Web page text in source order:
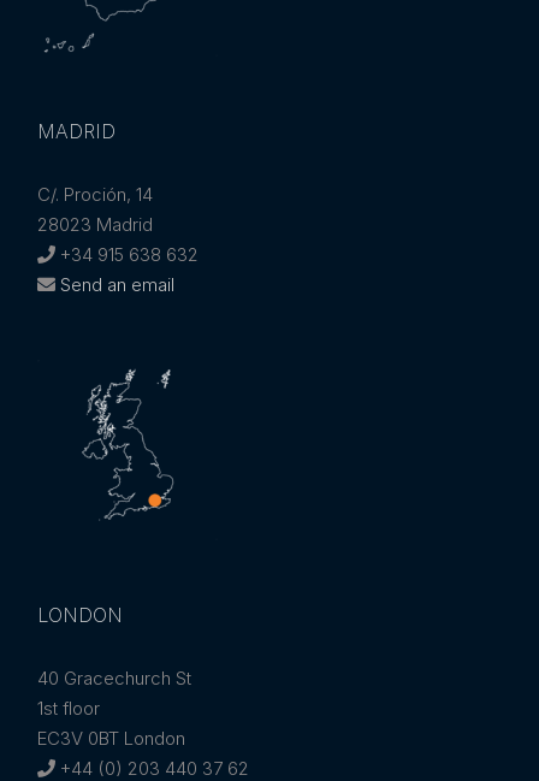
MADRID
C/. Proción, 14
28023 Madrid
+34 915 638 632
Send an email
LONDON
40 Gracechurch St
1st floor
EC3V 0BT London
+44 (0) 203 440 37 62